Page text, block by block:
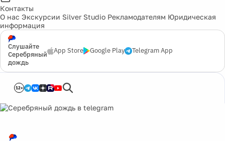
Контакты
О нас Экскурсии Silver Studio Рекламодателям Юридическая
информация
Слушайте
Серебряный
дождь
App Store Google Play Telegram App
12+